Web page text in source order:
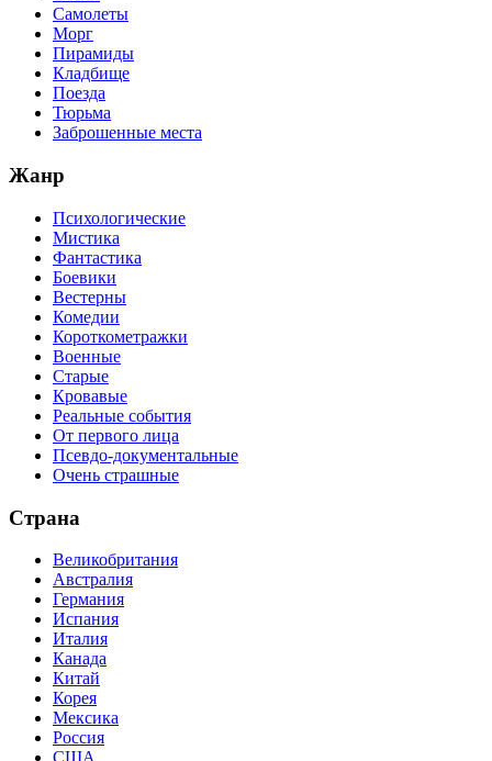
Самолеты
Морг
Пирамиды
Кладбище
Поезда
Тюрьма
Заброшенные места
Жанр
Психологические
Мистика
Фантастика
Боевики
Вестерны
Комедии
Короткометражки
Военные
Старые
Кровавые
Реальные события
От первого лица
Псевдо-документальные
Очень страшные
Страна
Великобритания
Австралия
Германия
Испания
Италия
Канада
Китай
Корея
Мексика
Россия